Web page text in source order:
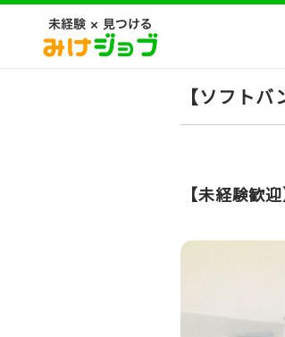
【ソフト
【未経験歓